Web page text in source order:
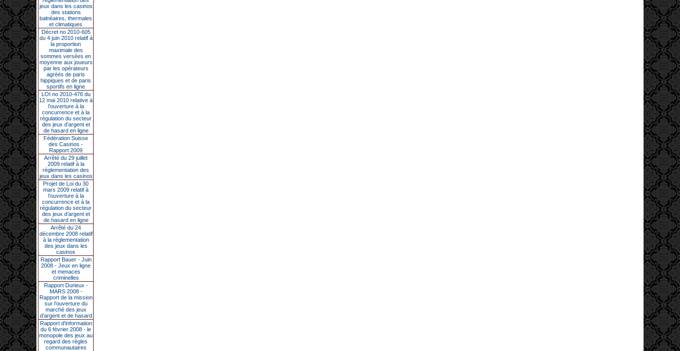
jeux dans les casinos
des stations
balnéaires, thermales
et climatiques
Décret no 2010-605
du 4 juin 2010 relatif à
la proportion
maximale des
sommes versées en
moyenne aux joueurs
par les opérateurs
agréés de paris
hippiques et de paris
sportifs en ligne
LOI no 2010-476 du
12 mai 2010 relative à
l’ouverture à la
concurrence et à la
régulation du secteur
des jeux d’argent et
de hasard en ligne
Fédération Suisse
des Casinos -
Rapport 2009
Arrêté du 29 juillet
2009 relatif à la
réglementation des
jeux dans les casinos
Projet de Loi du 30
mars 2009 relatif à
l’ouverture à la
concurrence et à la
régulation du secteur
des jeux d’argent et
de hasard en ligne
Arrêté du 24
décembre 2008 relatif
à la réglementation
des jeux dans les
casinos
Rapport Bauer - Juin
2008 - Jeux en ligne
et menaces
criminelles
Rapport Durieux -
MARS 2008 -
Rapport de la mission
sur l’ouverture du
marché des jeux
d’argent et de hasard
Rapport d'information
du 6 février 2008 - le
monopole des jeux au
regard des règles
communautaires